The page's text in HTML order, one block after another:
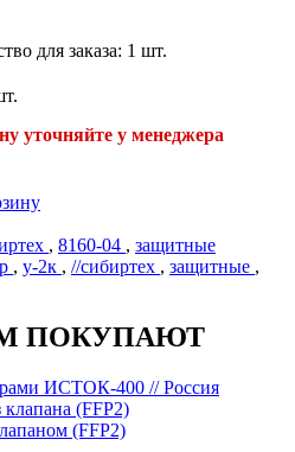
для заказа: 1 шт.
уточняйте у менеджера
, 8160-04 , защитные
, у-2к , //сибиртех , защитные ,
ПОКУПАЮТ
ИСТОК-400 // Россия
(FFP2)
(FFP2)